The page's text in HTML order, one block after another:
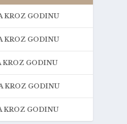
KROZ GODINU
KROZ GODINU
KROZ GODINU
KROZ GODINU
KROZ GODINU